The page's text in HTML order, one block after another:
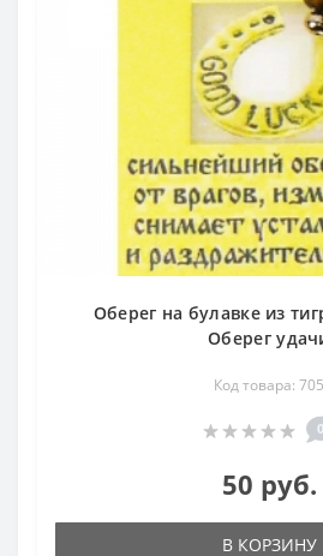
Оберег на булавке из
Оберег
Код товара: 705
0
50 руб.
В КОРЗИНУ